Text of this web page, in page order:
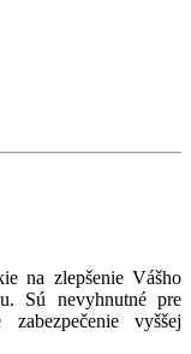
na zlepšenie Vášho
Sú nevyhnutné pre
vyššej